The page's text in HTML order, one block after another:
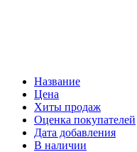
Название
Цена
Хиты продаж
Оценка покупателей
Дата добавления
В наличии